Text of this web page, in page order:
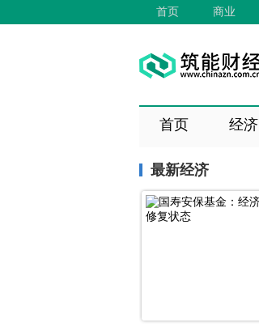
首页 商业
首页 经济
最新经济